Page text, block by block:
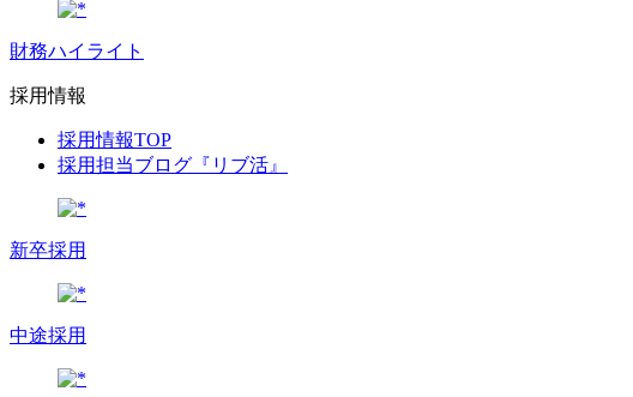
財務ハイライト
採用情報
採用情報TOP
採用担当ブログ『リブ活』
新卒採用
中途採用